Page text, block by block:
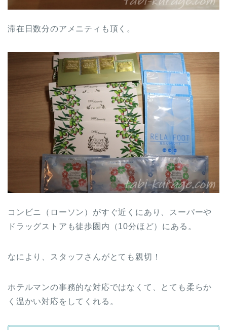
滞在日数分のアメニティも頂く。
コンビニ（ローソン）がすぐ近くにあり、スーパーや
ドラッグストアも徒歩圏内（10分ほど）にある。
なにより、スタッフさんがとても親切！
ホテルマンの事務的な対応ではなくて、とても柔らか
く温かい対応をしてくれる。